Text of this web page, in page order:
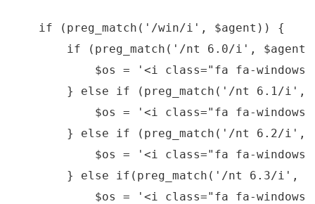
if (preg_match( '/win/i' , $agent)) {
if (preg_match( '/nt 6.0/i' ,
            $os =
'<i class="fa fa-
        }
else if (preg_match( '/nt 6.1/i' ,
            $os =
'<i class="fa fa-
        }
else if (preg_match( '/nt 6.2/i' ,
            $os =
'<i class="fa fa-
        }
else if (preg_match( '/nt 6.3/i' ,
            $os =
'<i class="fa fa-